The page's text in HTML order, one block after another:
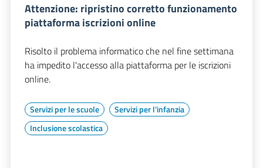
Attenzione: ripristino corretto funzionamento
piattaforma iscrizioni online
Risolto il problema informatico che nel fine settimana
ha impedito l'accesso alla piattaforma per le iscrizioni
online.
Servizi per le scuole
Servizi per l'infanzia
Inclusione scolastica